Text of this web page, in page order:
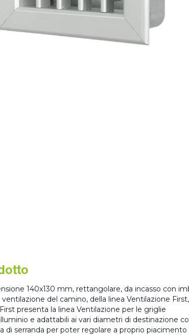
140x130 mm, rettangolare, da incasso con
del camino, della linea Ventilazione
presenta la linea Ventilazione per le griglie
e adattabili ai vari diametri di destinazione
di serranda per poter regolare a proprio piacimento